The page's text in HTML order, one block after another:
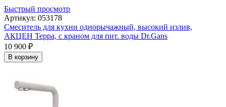
Быстрый просмотр
Артикул: 053178
Смеситель для кухни однорычажный, высокий излив,
АКЦЕН Терра, с краном для пит. воды Dr.Gans
10 900 ₽
В корзину